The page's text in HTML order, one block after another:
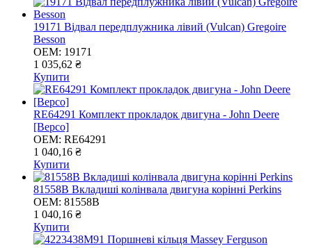
19171 Відвал передплужника лівий (Vulcan) Gregoire
Besson
OEM: 19171
1 035,62 ₴
Купити
RE64291 Комплект прокладок двигуна - John Deere
[Bepco]
OEM: RE64291
1 040,16 ₴
Купити
81558B Вкладиші колінвала двигуна корінні Perkins
OEM: 81558B
1 040,16 ₴
Купити